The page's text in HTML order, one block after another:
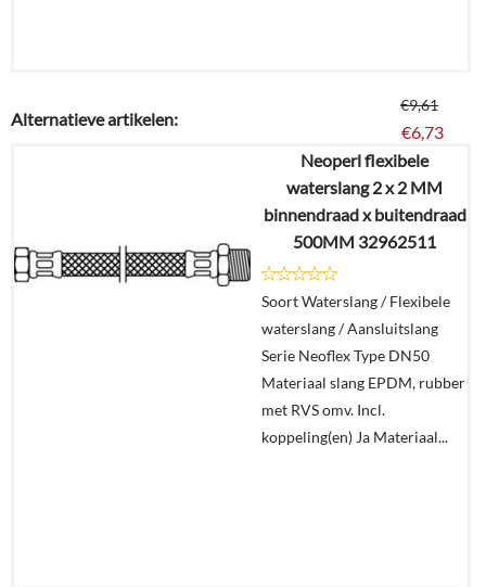
€9,61
€6,73
Details
In
Alternatieve artikelen:
Neoperl flexibele
waterslang 2 x 2 MM
binnendraad x buitendraad
500MM 32962511
Soort Waterslang / Flexibele
waterslang / Aansluitslang
Serie Neoflex Type DN50
Materiaal slang EPDM, rubber
met RVS omv. Incl.
koppeling(en) Ja Materiaal...